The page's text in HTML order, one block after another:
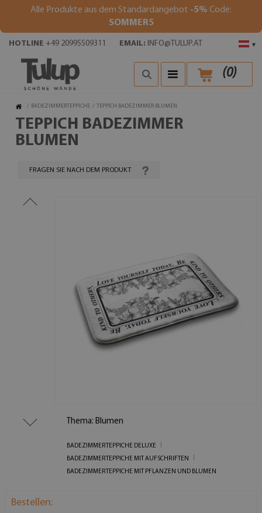
Alle Produkte aus dem Standardangebot -5% Code:
SOMMER5
▾
HOTLINE +49 20995509311 EMAIL: INFO@TULUP.AT
(0)
/ BADEZIMMERTEPPICHE / TEPPICH BADEZIMMER BLUMEN
TEPPICH BADEZIMMER
BLUMEN
FRAGEN SIE NACH DEM PRODUKT
Thema: Blumen
BADEZIMMERTEPPICHE DELUXE
BADEZIMMERTEPPICHE MIT AUFSCHRIFTEN
BADEZIMMERTEPPICHE MIT PFLANZEN UND BLUMEN
Bestellen: